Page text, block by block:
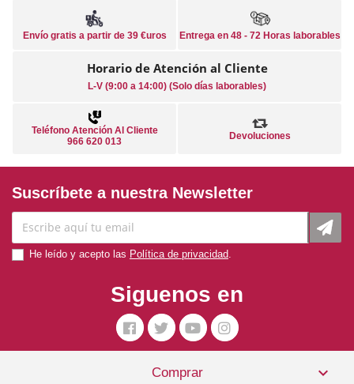
Envío gratis a partir de 39 €uros Entrega en 48 - 72 Horas laborables
Horario de Atención al Cliente
L-V (9:00 a 14:00) (Solo días laborables)
Teléfono Atención Al Cliente
966 620 013
Devoluciones
Suscríbete a nuestra Newsletter
He leído y acepto las Política de privacidad
Siguenos en
Comprar 